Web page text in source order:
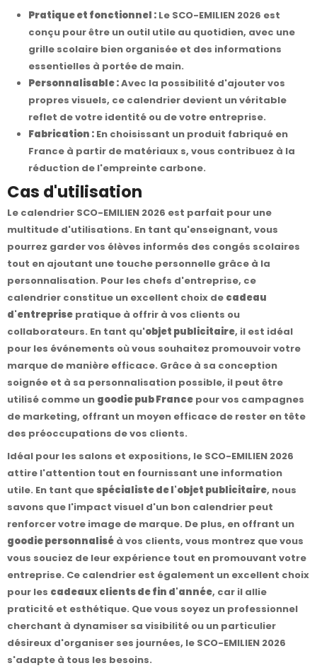
Pratique et fonctionnel : Le SCO-EMILIEN 2026 est
conçu pour être un outil utile au quotidien, avec une
grille scolaire bien organisée et des informations
essentielles à portée de main.
Personnalisable :Avec la possibilité d'ajouter vos
propres visuels, ce calendrier devient un véritable
reflet de votre identité ou de votre entreprise.
Fabrication : En choisissant un produit fabriqué en
France à partir de matériaux s, vous contribuez à la
réduction de l'empreinte carbone.
Cas d'utilisation
Le calendrier SCO-EMILIEN 2026 est parfait pour une
multitude d'utilisations. En tant qu'enseignant, vous
pourrez garder vos élèves informés des congés scolaires
tout en ajoutant une touche personnelle grâce à la
personnalisation. Pour les chefs d'entreprise, ce
calendrier constitue un excellent choix de cadeau
d'entreprise pratique à offrir à vos clients ou
collaborateurs. En tant qu'objet publicitaire, il est idéal
pour les événements où vous souhaitez promouvoir votre
marque de manière efficace. Grâce à sa conception
soignée et à sa personnalisation possible, il peut être
utilisé comme un goodie pub France pour vos campagnes
de marketing, offrant un moyen efficace de rester en tête
des préoccupations de vos clients.
Idéal pour les salons et expositions, le SCO-EMILIEN 2026
attire l'attention tout en fournissant une information
utile. En tant quespécialiste de l'objet publicitaire, nous
savons que l'impact visuel d'un bon calendrier peut
renforcer votre image de marque. De plus, en offrant un
goodie personnalisé à vos clients, vous montrez que vous
vous souciez de leur expérience tout en promouvant votre
entreprise. Ce calendrier est également un excellent choix
pour les cadeaux clients de fin d'année, car il allie
praticité et esthétique. Que vous soyez un professionnel
cherchant à dynamiser sa visibilité ou un particulier
désireux d'organiser ses journées, le SCO-EMILIEN 2026
s'adapte à tous les besoins.